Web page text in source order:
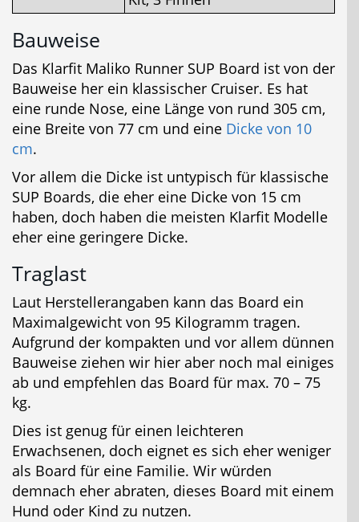
Bauweise
Das Klarfit Maliko Runner SUP Board ist von der
Bauweise her ein klassischer Cruiser. Es hat
eine runde Nose, eine Länge von rund 305 cm,
eine Breite von 77 cm und eine Dicke von 10
cm.
Vor allem die Dicke ist untypisch für klassische
SUP Boards, die eher eine Dicke von 15 cm
haben, doch haben die meisten Klarfit Modelle
eher eine geringere Dicke.
Traglast
Laut Herstellerangaben kann das Board ein
Maximalgewicht von 95 Kilogramm tragen.
Aufgrund der kompakten und vor allem dünnen
Bauweise ziehen wir hier aber noch mal einiges
ab und empfehlen das Board für max. 70 – 75
kg.
Dies ist genug für einen leichteren
Erwachsenen, doch eignet es sich eher weniger
als Board für eine Familie. Wir würden
demnach eher abraten, dieses Board mit einem
Hund oder Kind zu nutzen.